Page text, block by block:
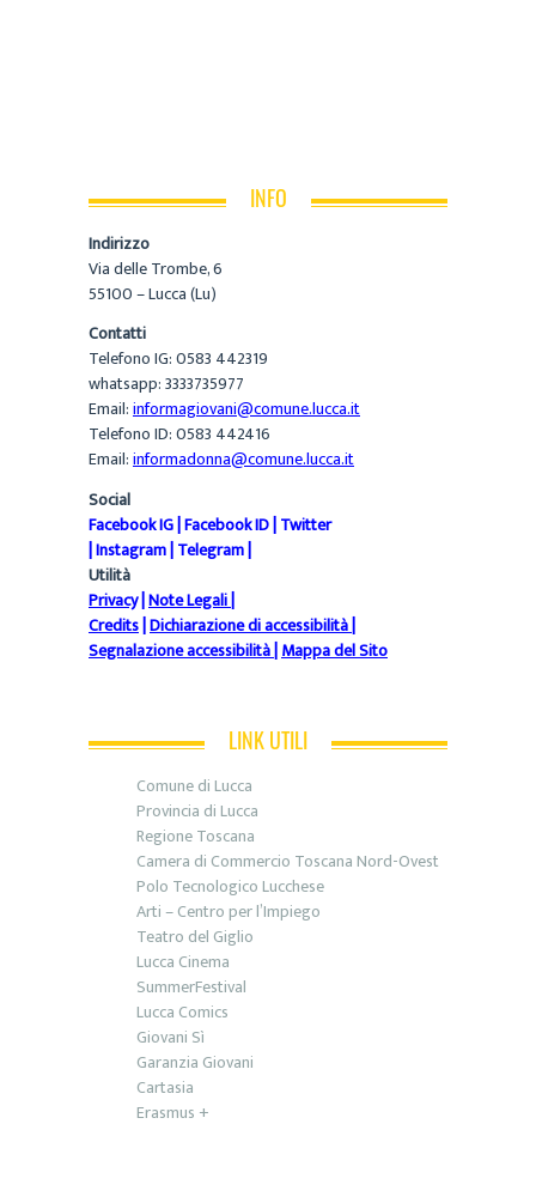
INFO
Indirizzo
Via delle Trombe, 6
55100 – Lucca (Lu)
Contatti
Telefono IG: 0583 442319
whatsapp: 3333735977
Email:informagiovani@comune.lucca.it
Telefono ID: 0583 442416
Email:informadonna@comune.lucca.it
Social
Facebook IG|Facebook ID|Twitter
|Instagram|Telegram|
Utilità
Privacy|Note Legali|
Credits|Dichiarazione di accessibilità|
Segnalazione accessibilità|Mappa del Sito
LINK UTILI
Comune di Lucca
Provincia di Lucca
Regione Toscana
Camera di Commercio Toscana Nord-Ovest
Polo Tecnologico Lucchese
Arti – Centro per l’Impiego
Teatro del Giglio
Lucca Cinema
SummerFestival
Lucca Comics
Giovani Sì
Garanzia Giovani
Cartasia
Erasmus +